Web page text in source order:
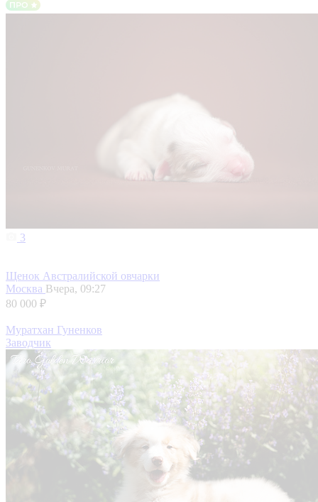
3
Щенок Австралийской овчарки
Москва Вчера, 09:27
80 000 ₽
Муратхан Гуненков
Заводчик